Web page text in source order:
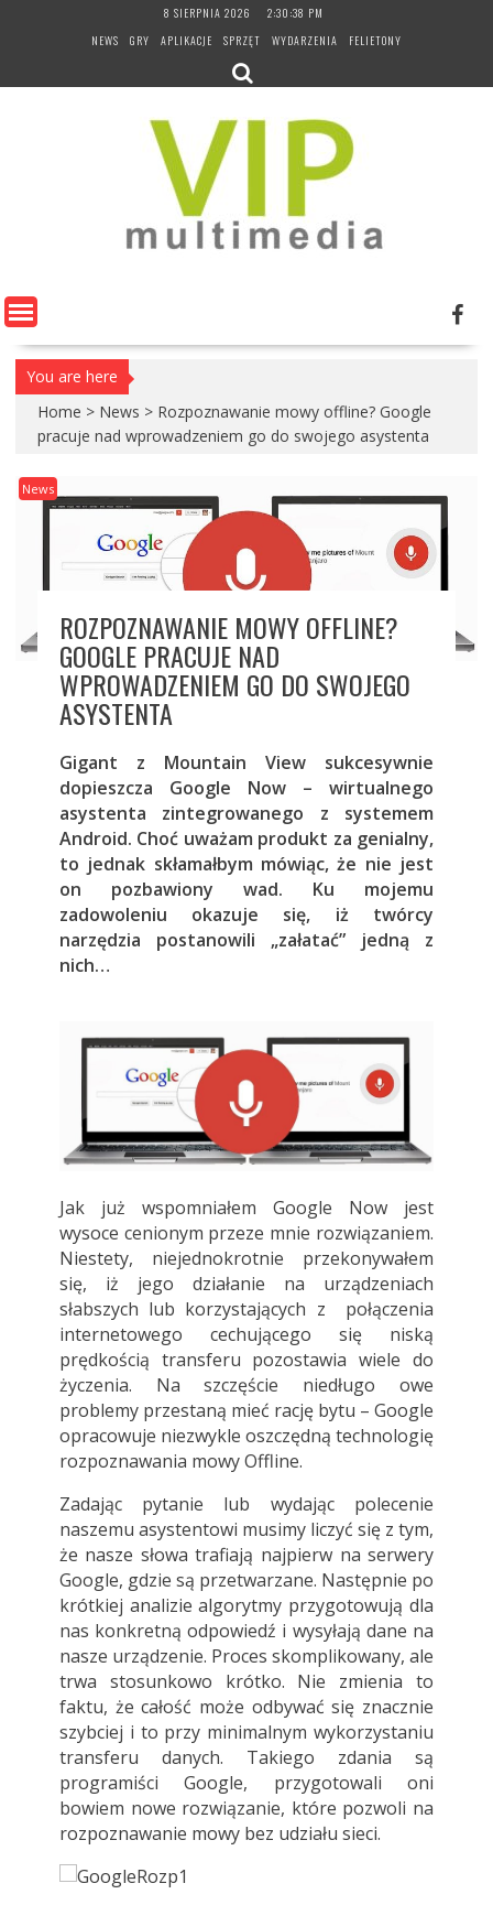
8 SIERPNIA 2026
2:30:39 PM
NEWS
GRY APLIKACJE SPRZĘT WYDARZENIA FELIETONY
You are here
Home > News > Rozpoznawanie mowy offline? Google
pracuje nad wprowadzeniem go do swojego asystenta
News
ROZPOZNAWANIE MOWY OFFLINE?
GOOGLE PRACUJE NAD
WPROWADZENIEM GO DO SWOJEGO
ASYSTENTA
Gigant z Mountain View sukcesywnie
dopieszcza Google Now – wirtualnego
asystenta zintegrowanego z systemem
Android. Choć uważam produkt za genialny,
to jednak skłamałbym mówiąc, że nie jest
on pozbawiony wad. Ku mojemu
zadowoleniu okazuje się, iż twórcy
narzędzia postanowili „załatać” jedną z
nich…
Jak już wspomniałem Google Now jest
wysoce cenionym przeze mnie rozwiązaniem.
Niestety, niejednokrotnie przekonywałem
się, iż jego działanie na urządzeniach
słabszych lub korzystających z połączenia
internetowego cechującego się niską
prędkością transferu pozostawia wiele do
życzenia. Na szczęście niedługo owe
problemy przestaną mieć rację bytu – Google
opracowuje niezwykle oszczędną technologię
rozpoznawania mowy Offline.
Zadając pytanie lub wydając polecenie
naszemu asystentowi musimy liczyć się z tym,
że nasze słowa trafiają najpierw na serwery
Google, gdzie są przetwarzane. Następnie po
krótkiej analizie algorytmy przygotowują dla
nas konkretną odpowiedź i wysyłają dane na
nasze urządzenie. Proces skomplikowany, ale
trwa stosunkowo krótko. Nie zmienia to
faktu, że całość może odbywać się znacznie
szybciej i to przy minimalnym wykorzystaniu
transferu danych. Takiego zdania są
programiści Google, przygotowali oni
bowiem nowe rozwiązanie, które pozwoli na
rozpoznawanie mowy bez udziału sieci.